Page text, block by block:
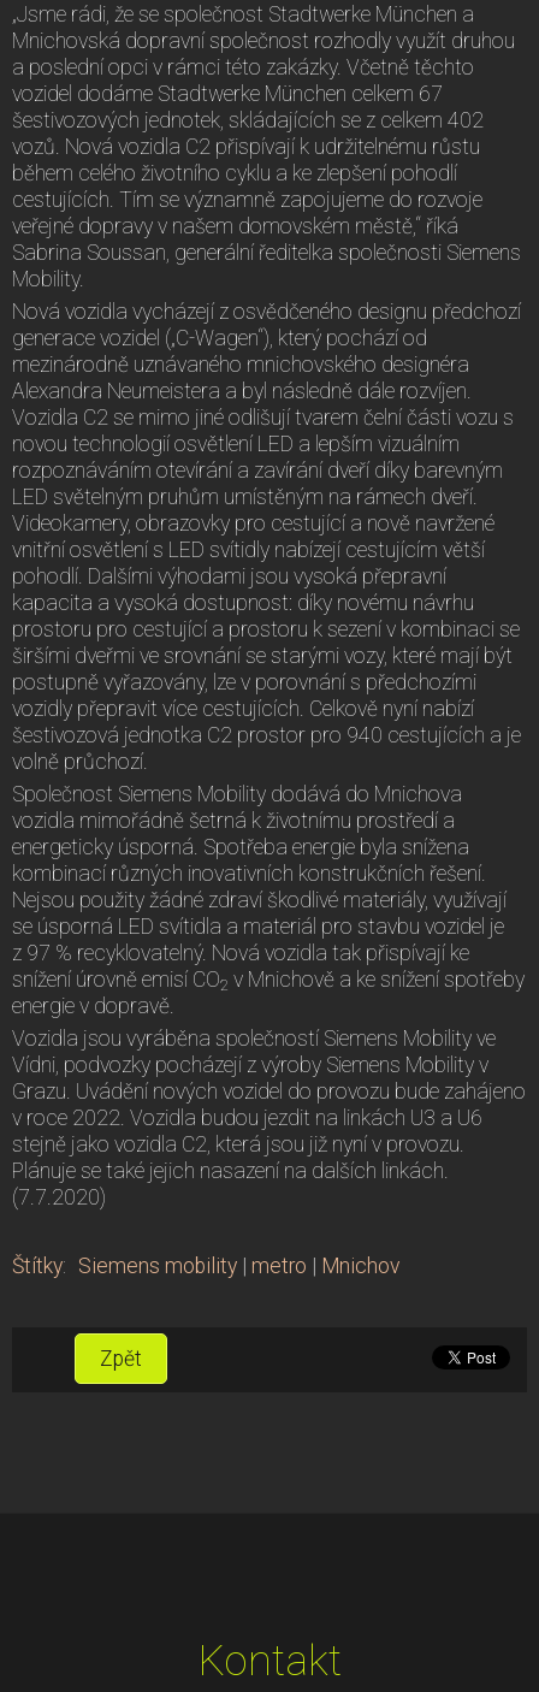
„Jsme rádi, že se společnost Stadtwerke München a
Mnichovská dopravní společnost rozhodly využít druhou
a poslední opci v rámci této zakázky. Včetně těchto
vozidel dodáme Stadtwerke München celkem 67
šestivozových jednotek, skládajících se z celkem 402
vozů. Nová vozidla C2 přispívají k udržitelnému růstu
během celého životního cyklu a ke zlepšení pohodlí
cestujících. Tím se významně zapojujeme do rozvoje
veřejné dopravy v našem domovském městě,“ říká
Sabrina Soussan, generální ředitelka společnosti Siemens
Mobility.
Nová vozidla vycházejí z osvědčeného designu předchozí
generace vozidel („C-Wagen“), který pochází od
mezinárodně uznávaného mnichovského designéra
Alexandra Neumeistera a byl následně dále rozvíjen.
Vozidla C2 se mimo jiné odlišují tvarem čelní části vozu s
novou technologií osvětlení LED a lepším vizuálním
rozpoznáváním otevírání a zavírání dveří díky barevným
LED světelným pruhům umístěným na rámech dveří.
Videokamery, obrazovky pro cestující a nově navržené
vnitřní osvětlení s LED svítidly nabízejí cestujícím větší
pohodlí. Dalšími výhodami jsou vysoká přepravní
kapacita a vysoká dostupnost: díky novému návrhu
prostoru pro cestující a prostoru k sezení v kombinaci se
širšími dveřmi ve srovnání se starými vozy, které mají být
postupně vyřazovány, lze v porovnání s předchozími
vozidly přepravit více cestujících. Celkově nyní nabízí
šestivozová jednotka C2 prostor pro 940 cestujících a je
volně průchozí.
Společnost Siemens Mobility dodává do Mnichova
vozidla mimořádně šetrná k životnímu prostředí a
energeticky úsporná. Spotřeba energie byla snížena
kombinací různých inovativních konstrukčních řešení.
Nejsou použity žádné zdraví škodlivé materiály, využívají
se úsporná LED svítidla a materiál pro stavbu vozidel je
z 97 % recyklovatelný. Nová vozidla tak přispívají ke
snížení úrovně emisí CO2 v Mnichově a ke snížení spotřeby
energie v dopravě.
Vozidla jsou vyráběna společností Siemens Mobility ve
Vídni, podvozky pocházejí z výroby Siemens Mobility v
Grazu. Uvádění nových vozidel do provozu bude zahájeno
v roce 2022. Vozidla budou jezdit na linkách U3 a U6
stejně jako vozidla C2, která jsou již nyní v provozu.
Plánuje se také jejich nasazení na dalších linkách.
(7.7.2020)
Štítky: Siemens mobility | metro | Mnichov
Zpět
Kontakt